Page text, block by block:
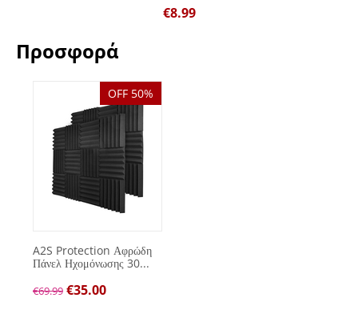
€8.99
Προσφορά
OFF 50%
A2S Protection Αφρώδη
Πάνελ Ηχομόνωσης 30...
€69.99 €35.00